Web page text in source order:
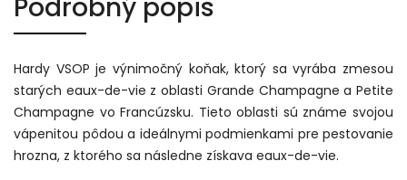
Podrobný popis
Hardy VSOP je výnimočný koňak, ktorý sa vyrába zmesou
starých eaux-de-vie z oblasti Grande Champagne a Petite
Champagne vo Francúzsku. Tieto oblasti sú známe svojou
vápenitou pôdou a ideálnymi podmienkami pre pestovanie
hrozna, z ktorého sa následne získava eaux-de-vie.